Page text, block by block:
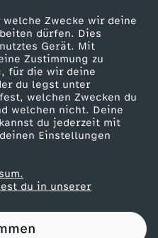
Zwecke wir deine
dürfen. Dies
Gerät. Mit
Zustimmung zu
für die wir deine
du legst unter
welchen Zwecken du
welchen nicht. Deine
du jederzeit mit
Einstellungen
du in unserer